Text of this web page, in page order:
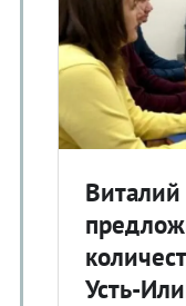
Усть-